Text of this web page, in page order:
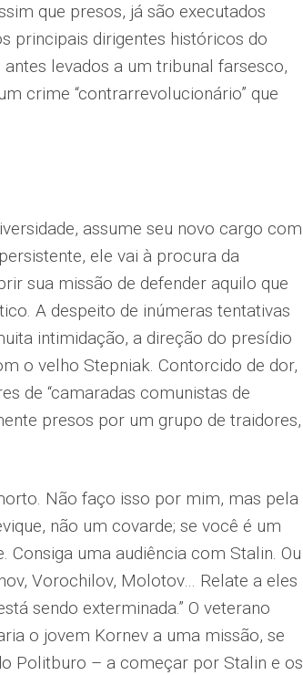
que presos, já são executados
principais dirigentes históricos do
levados a um tribunal farsesco,
crime “contrarrevolucionário” que
assume seu novo cargo com
ele vai à procura da
sua missão de defender aquilo que
A despeito de inúmeras tentativas
intimidação, a direção do presídio
o velho Stepniak. Contorcido de dor,
de “camaradas comunistas de
presos por um grupo de traidores,
Não faço isso por mim, mas pela
não um covarde; se você é um
uma audiência com Stalin. Ou
Vorochilov, Molotov… Relate a eles
sendo exterminada.” O veterano
o jovem Kornev a uma missão, se
Politburo – a começar por Stalin e os